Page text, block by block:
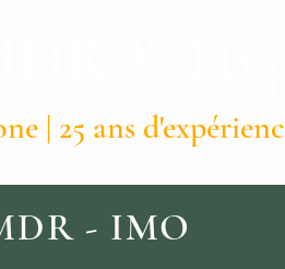
| 25 ans
- IMO